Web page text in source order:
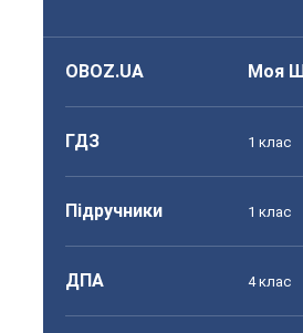
OBOZ.UA Моя
ГДЗ 1 клас
Підручники 1 клас
ДПА 4 клас